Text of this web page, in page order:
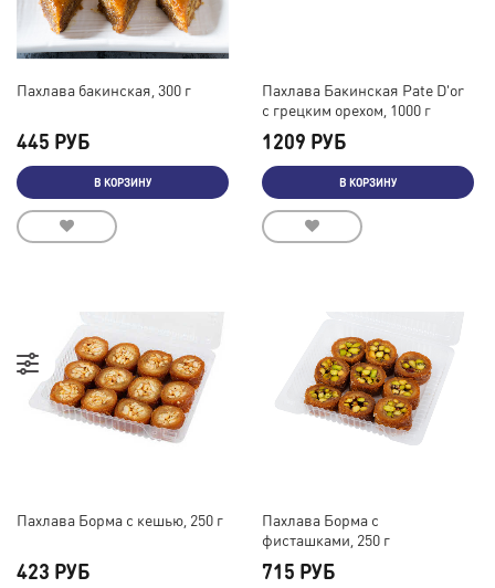
Пахлава бакинская, 300 г
445 РУБ
В КОРЗИНУ
Пахлава Бакинская Pate D'or
с грецким орехом, 1000 г
1209 РУБ
В КОРЗИНУ
Пахлава Борма с кешью, 250 г
423 РУБ
Пахлава Борма с
фисташками, 250 г
715 РУБ